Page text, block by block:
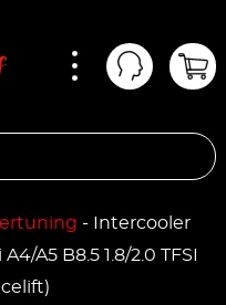
Mon
- Intercooler
A5 B8.5 1.8/2.0 TFSI